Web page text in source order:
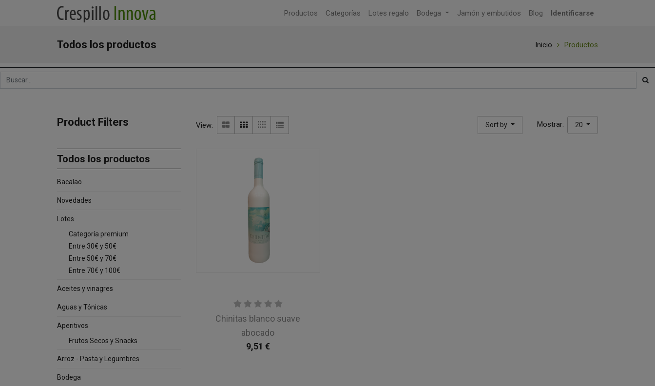
Productos Categorías Lotes regalo Bodega Jamón y embutidos Blog Identificarse
Todos los productos Inicio Productos
Product Filters
Todos los productos
Bacalao
Novedades
Lotes
Categoría premium
Entre 30€ y 50€
Entre 50€ y 70€
Entre 70€ y 100€
Aceites y vinagres
Aguas y Tónicas
Aperitivos
Frutos Secos y Snacks
Arroz - Pasta y Legumbres
Bodega
View: Sort by Mostrar: 20
Chinitas blanco suave
abocado
9,51 €